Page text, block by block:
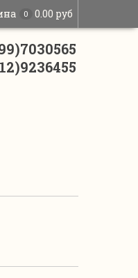
0 0.00 руб